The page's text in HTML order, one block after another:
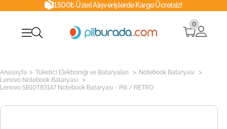
1500₺ Üzeri Alışverişlerde Kargo Ücretsiz!
0
Anasayfa > Tüketici Elektroniği ve Bataryaları > Notebook Bataryası >
Lenovo Notebook Bataryası >
Lenovo SB10T83147 Notebook Bataryası - Pili / RETRO